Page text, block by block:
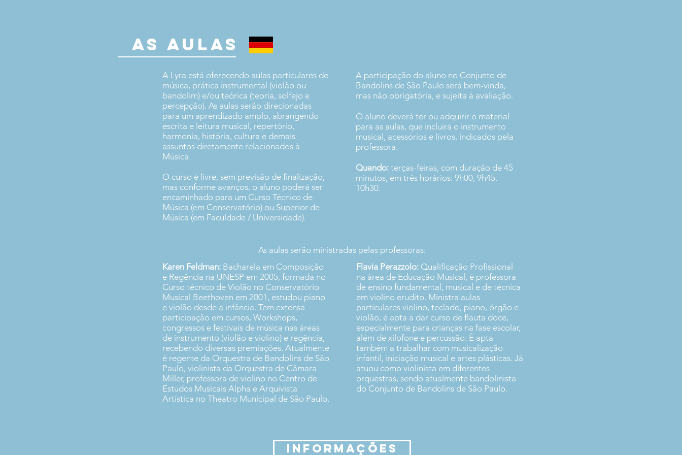
AS AULAS
A Lyra está oferecendo aulas particulares de
música, prática instrumental (violão ou
bandolim) e/ou teórica (teoria, solfejo e
percepção). As aulas serão direcionadas
para um aprendizado amplo, abrangendo
escrita e leitura musical, repertório,
harmonia, história, cultura e demais
assuntos diretamente relacionados à
Música.
O curso é livre, sem previsão de finalização,
mas conforme avanços, o aluno poderá ser
encaminhado para um Curso Técnico de
Música (em Conservatório) ou Superior de
Música (em Faculdade / Universidade).
A participação do aluno no Conjunto de
Bandolins de São Paulo será bem-vinda,
mas não obrigatória, e sujeita à avaliação.
O aluno deverá ter ou adquirir o material
para as aulas, que incluirá o instrumento
musical, acessórios e livros, indicados pela
professora.
Quando: terças-feiras, com duração de 45
minutos, em três horários: 9h00, 9h45,
10h30.
As aulas serão ministradas pelas professoras:
Karen Feldman: Bacharela em Composição
e Regência na UNESP em 2005, formada no
Curso técnico de Violão no Conservatório
Musical Beethoven em 2001, estudou piano
e violão desde a infância. Tem extensa
participação em cursos, Workshops,
congressos e festivais de música nas áreas
de instrumento (violão e violino) e regência,
recebendo diversas premiações. Atualmente
é regente da Orquestra de Bandolins de São
Paulo, violinista da Orquestra de Câmara
Miller, professora de violino no Centro de
Estudos Musicais Alpha e Arquivista
Artística no Theatro Municipal de São Paulo.
Flavia Perazzolo: Qualificação Profissional
na área de Educação Musical, é professora
de ensino fundamental, musical e de técnica
em violino erudito. Ministra aulas
particulares violino, teclado, piano, órgão e
violão, é apta a dar curso de flauta doce,
especialmente para crianças na fase escolar,
além de xilofone e percussão. É apta
também a trabalhar com musicalização
infantil, iniciação musical e artes plásticas. Já
atuou como violinista em diferentes
orquestras, sendo atualmente bandolinista
do Conjunto de Bandolins de São Paulo.
INFORMAÇÕES